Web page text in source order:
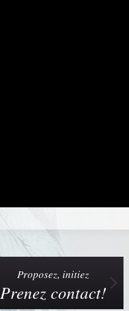
Proposez, initiez
Prenez contact!